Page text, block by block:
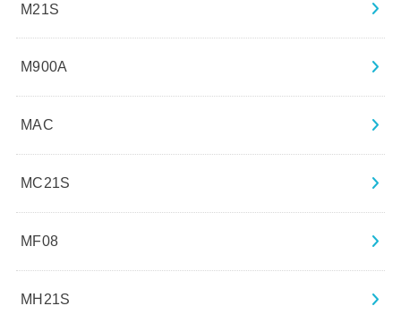
M21S
M900A
MAC
MC21S
MF08
MH21S